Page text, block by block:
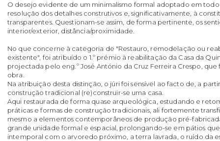
O desejo evidente de um minimalismo formal adoptado em
resolução dos detalhes construtivos e, significativamente, à
transparentes. Questionam-se assim, de forma pertinente, os
interior/exterior, distância/proximidade.
No que concerne à categoria de "Restauro, remodelação ou
existente", foi atribuído o 1.º prémio à reabilitação da Casa da
projectada pelo eng.º José António da Cruz Ferreira Crespo,
obra.
Na atribuição desta distinção, o júri foi sensível ao facto de, a
construção tradicional (re)construir-se uma casa.
Aqui restaurada de forma quase arqueológica, estudando e
práticas e formas de construção tradicionais, ali fortemente
mesmo a elementos contemporâneos de produção pré-
grande unidade formal e espacial, prolongando-se em pátios
intemporal com o arvoredo próximo, a terra lavrada, o ruído da